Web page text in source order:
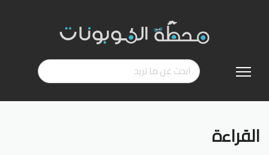
إلى
القراءة